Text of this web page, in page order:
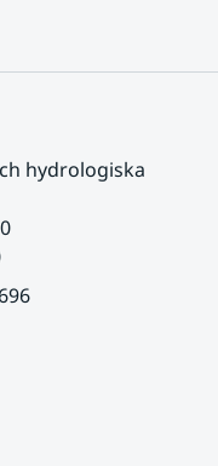
hydrologiska